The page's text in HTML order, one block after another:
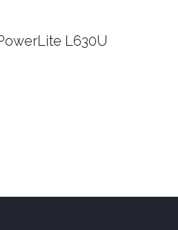
Proyector Portatil